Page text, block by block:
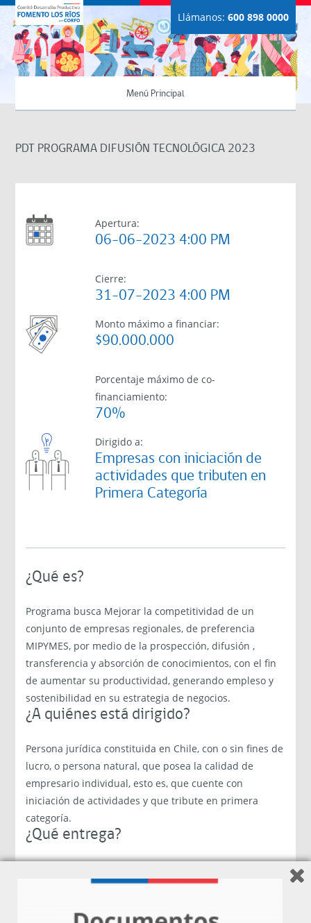
Llámanos: 600 898 0000
Menú Principal
PDT PROGRAMA DIFUSIÓN TECNOLÓGICA 2023
Apertura:
06-06-2023 4:00 PM
Cierre:
31-07-2023 4:00 PM
Monto máximo a financiar:
$90.000.000
Porcentaje máximo de co-
financiamiento:
70%
Dirigido a:
Empresas con iniciación de
actividades que tributen en
Primera Categoría
¿Qué es?
Programa busca Mejorar la competitividad de un
conjunto de empresas regionales, de preferencia
MIPYMES, por medio de la prospección, difusión ,
transferencia y absorción de conocimientos, con el fin
de aumentar su productividad, generando empleso y
sostenibilidad en su estrategia de negocios.
¿A quiénes está dirigido?
Persona jurídica constituida en Chile, con o sin fines de
lucro, o persona natural, que posea la calidad de
empresario individual, esto es, que cuente con
iniciación de actividades y que tribute en primera
categoría.
¿Qué entrega?
pertinentes, que permitan a los beneficiarios conocer y